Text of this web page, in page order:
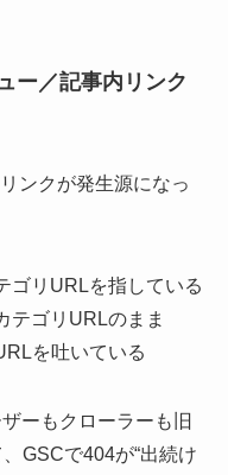
ー／記事内リンク
ンクが発生源になっ
ゴリURLを指している
テゴリURLのまま
を吐いている
ーもクローラーも旧
GSCで404が“出続け